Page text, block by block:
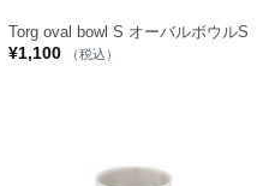
Torg oval bowl S オーバルボウルS
¥1,100 （税込）